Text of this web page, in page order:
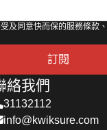
及同意快而保的服務條款
訂閱
絡我們
31132112
info@kwiksure.com